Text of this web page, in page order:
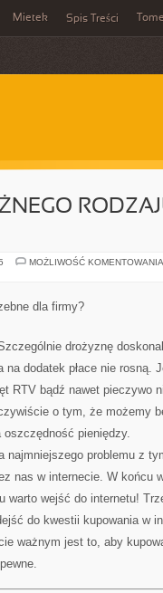
Mietek Spis Treści
MOŻLIWOŚĆ KOMENTOWANIA
dla firmy?
drożyznę
dodatek płace nie rosną.
RTV bądź nawet pieczywo
o tym, że możemy
oszczędność pieniędzy.
najmniejszego problemu z
nas w internecie. W końcu
warto wejść do internetu!
do kwestii kupowania w
ważnym jest to, aby